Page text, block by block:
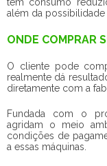
além da
ONDE COMPRAR
O cliente pode
realmente dá
diretamente com a
Fundada com o
agridam o meio
condições de
a essas máquinas.